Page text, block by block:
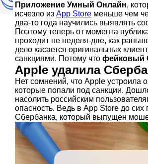
Приложение Умный Онлайн,
исчезло из App Store меньше чем
два-то года научились выявлять
Поэтому теперь от момента
проходит не неделя-две, как
дело касается оригинальных
санкциями. Потому что фейковый
Apple удалила
Нет сомнений, что Apple устроила
которые попали под санкции.
насолить российским
опасность. Ведь в App Store до сих
Сбербанка, который выпущен